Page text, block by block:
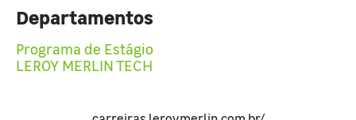
Departamentos
Programa de Estágio
LEROY MERLIN TECH